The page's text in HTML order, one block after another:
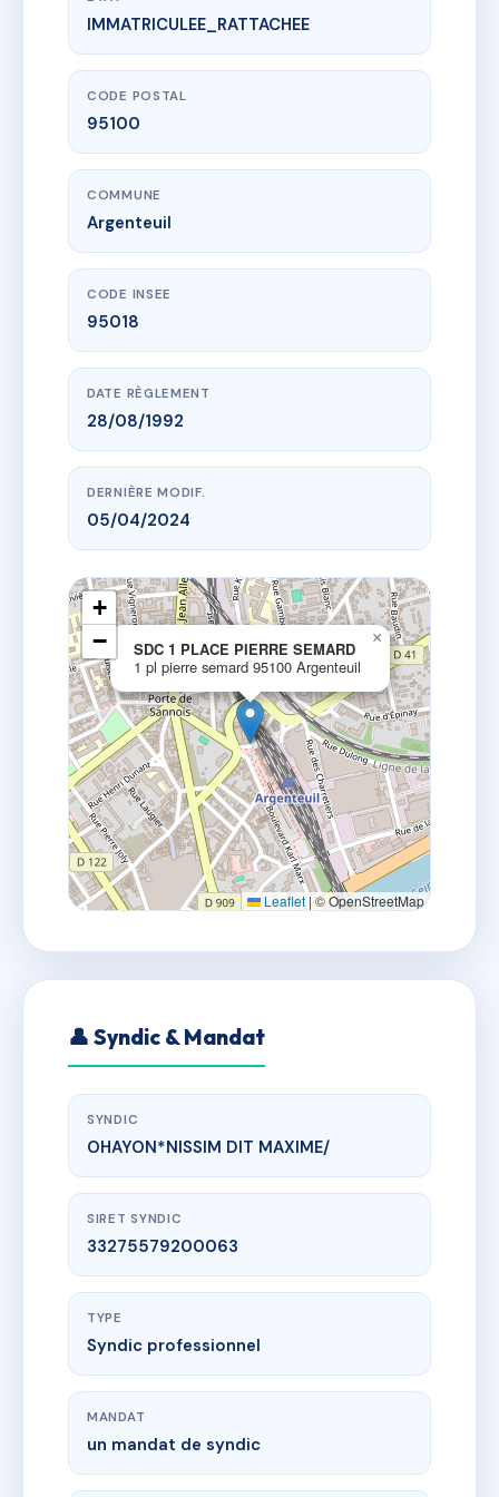
www.vme.plus/AF3311081
SDC 1 PLACE PIERRE SEMARD
1 pl pierre semard
IMMATRICULEE_RATTACHEE
CODE POSTAL
95100
COMMUNE
Argenteuil
CODE INSEE
95018
DATE RÈGLEMENT
28/08/1992
DERNIÈRE MODIF.
05/04/2024
SDC 1 PLACE PIERRE SEMARD
1 pl pierre semard 95100 Argenteuil
×
+
−
Leaflet|© OpenStreetMap
👤 Syndic & Mandat
SYNDIC
OHAYON*NISSIM DIT MAXIME/
SIRET SYNDIC
33275579200063
TYPE
Syndic professionnel
MANDAT
un mandat de syndic